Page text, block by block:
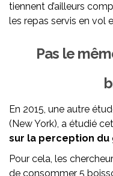
tiennent d’ailleurs
les repas servis en vol
Pas le
En 2015, une autre
(New York), a étudié
sur la perception du
Pour cela, les
de consommer 5